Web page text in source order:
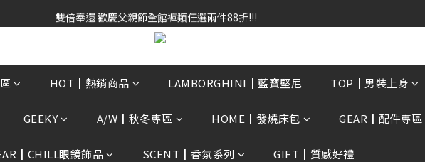
雙倍奉還 歡慶父親節全館褲類任選兩件88折!!!
雙倍奉還 歡慶父親節全館褲類任選兩件88折!!!
贈3D好野貓公仔(絲綢鐵黑) 滿額$2499贈達摩金幣 送完為止!  滿$3000再贈現金卷$300元
雙倍奉還 歡慶父親節全館褲類任選兩件88折!!!
HOT┃熱銷商品 LAMBORGHINI┃藍寶堅尼 TOP┃男裝上身
GEEKY A/W┃秋冬專區 HOME┃發燒床包 GEAR┃配件專區
眼鏡飾品 SCENT┃香氛系列 GIFT┃質感好禮